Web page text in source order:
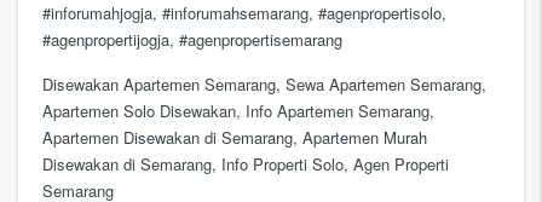
#inforumahjogja, #inforumahsemarang, #agenpropertisolo,
#agenpropertijogja, #agenpropertisemarang
Disewakan Apartemen Semarang, Sewa Apartemen Semarang,
Apartemen Solo Disewakan, Info Apartemen Semarang,
Apartemen Disewakan di Semarang, Apartemen Murah
Disewakan di Semarang, Info Properti Solo, Agen Properti
Semarang